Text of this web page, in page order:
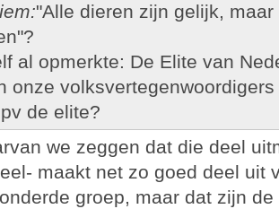
"Alle dieren zijn gelijk,
al opmerkte: De Elite van
onze
de elite?
we zeggen dat die deel
maakt net zo goed deel uit
groep, maar dat zijn